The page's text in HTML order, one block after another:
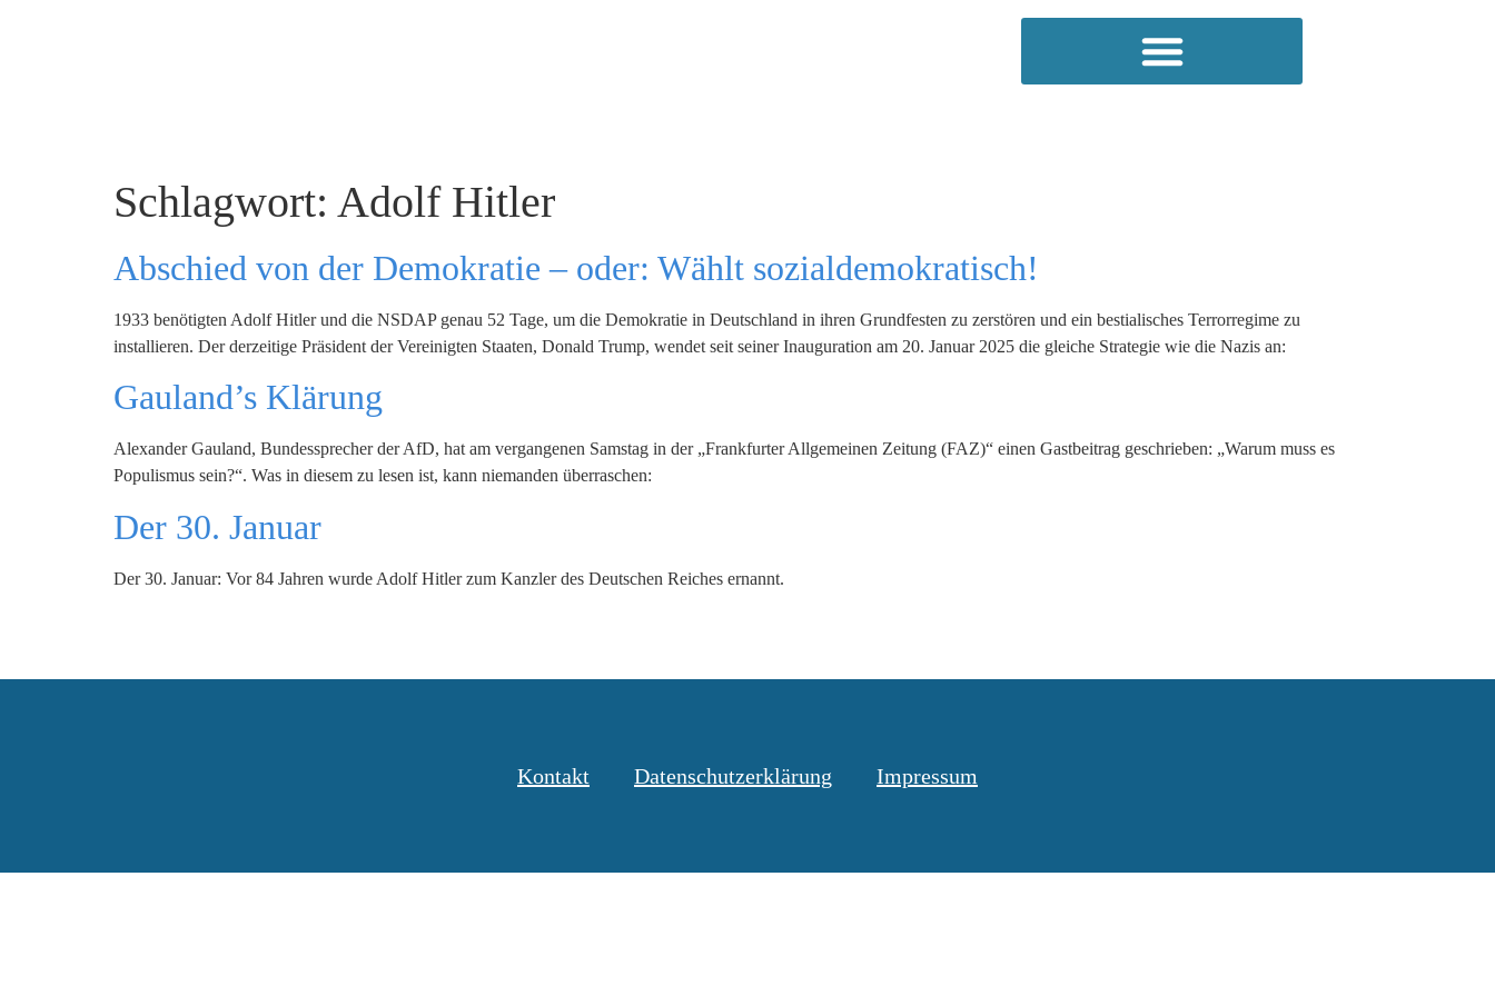
Schlagwort: Adolf Hitler
Abschied von der Demokratie – oder: Wählt sozialdemokratisch!
1933 benötigten Adolf Hitler und die NSDAP genau 52 Tage, um die Demokratie in Deutschland in ihren Grundfesten zu zerstören und ein bestialisches Terrorregime zu
installieren. Der derzeitige Präsident der Vereinigten Staaten, Donald Trump, wendet seit seiner Inauguration am 20. Januar 2025 die gleiche Strategie wie die Nazis an:
Gauland’s Klärung
Alexander Gauland, Bundessprecher der AfD, hat am vergangenen Samstag in der „Frankfurter Allgemeinen Zeitung (FAZ)“ einen Gastbeitrag geschrieben: „Warum muss es
Populismus sein?“. Was in diesem zu lesen ist, kann niemanden überraschen:
Der 30. Januar
Der 30. Januar: Vor 84 Jahren wurde Adolf Hitler zum Kanzler des Deutschen Reiches ernannt.
Kontakt Datenschutzerklärung Impressum